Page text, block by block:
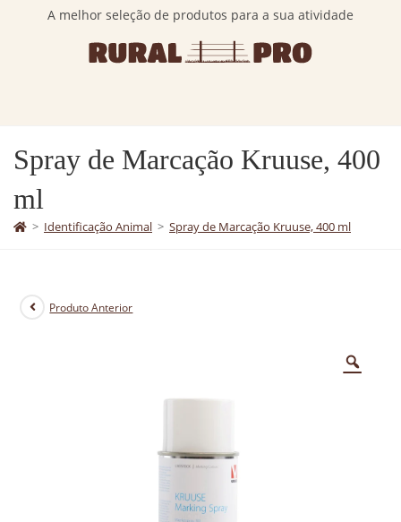
A melhor seleção de produtos para a sua atividade
Spray de Marcação Kruuse, 400
ml
> Identificação Animal > Spray de Marcação Kruuse, 400 ml
Produto Anterior